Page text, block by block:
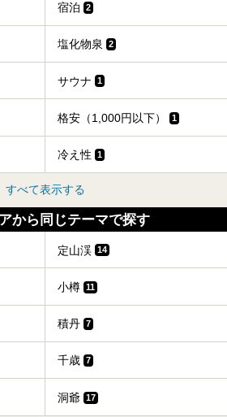
宿泊 2
塩化物泉 2
サウナ 1
格安（1,000円以下） 1
冷え性 1
すべて表示する
から同じテーマで探す
定山渓 14
小樽 11
積丹 7
千歳 7
洞爺 17